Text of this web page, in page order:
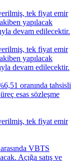
tek fiyat emir
yapılacak
devam edilecektir.
tek fiyat emir
yapılacak
devam edilecektir.
oranında tahsisli
esas sözleşme
tek fiyat emir
VBTS
Açığa satış ve